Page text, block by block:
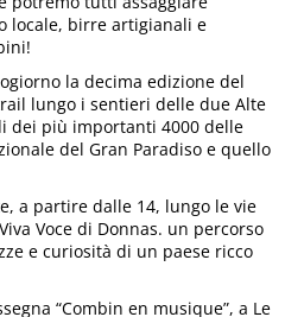
locale, birre artigianali e
la decima edizione del
lungo i sentieri delle due Alte
dei più importanti 4000 delle
del Gran Paradiso e quello
a partire dalle 14, lungo le vie
Voce di Donnas. un percorso
e curiosità di un paese ricco
“Combin en musique”, a Le